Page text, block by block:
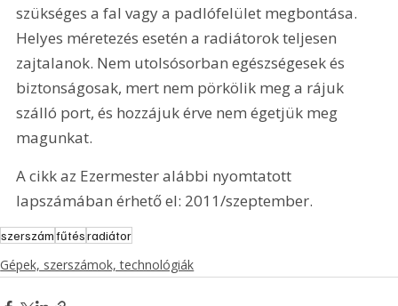
szükséges a fal vagy a padlófelület megbontása.
Helyes méretezés esetén a radiátorok teljesen
zajtalanok. Nem utolsósorban egészségesek és
biztonságosak, mert nem pörkölik meg a rájuk
szálló port, és hozzájuk érve nem égetjük meg
magunkat.
A cikk az Ezermester alábbi nyomtatott
lapszámában érhető el: 2011/szeptember.
szerszámfűtésradiátor
Gépek, szerszámok, technológiák